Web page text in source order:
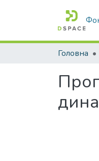
Головна